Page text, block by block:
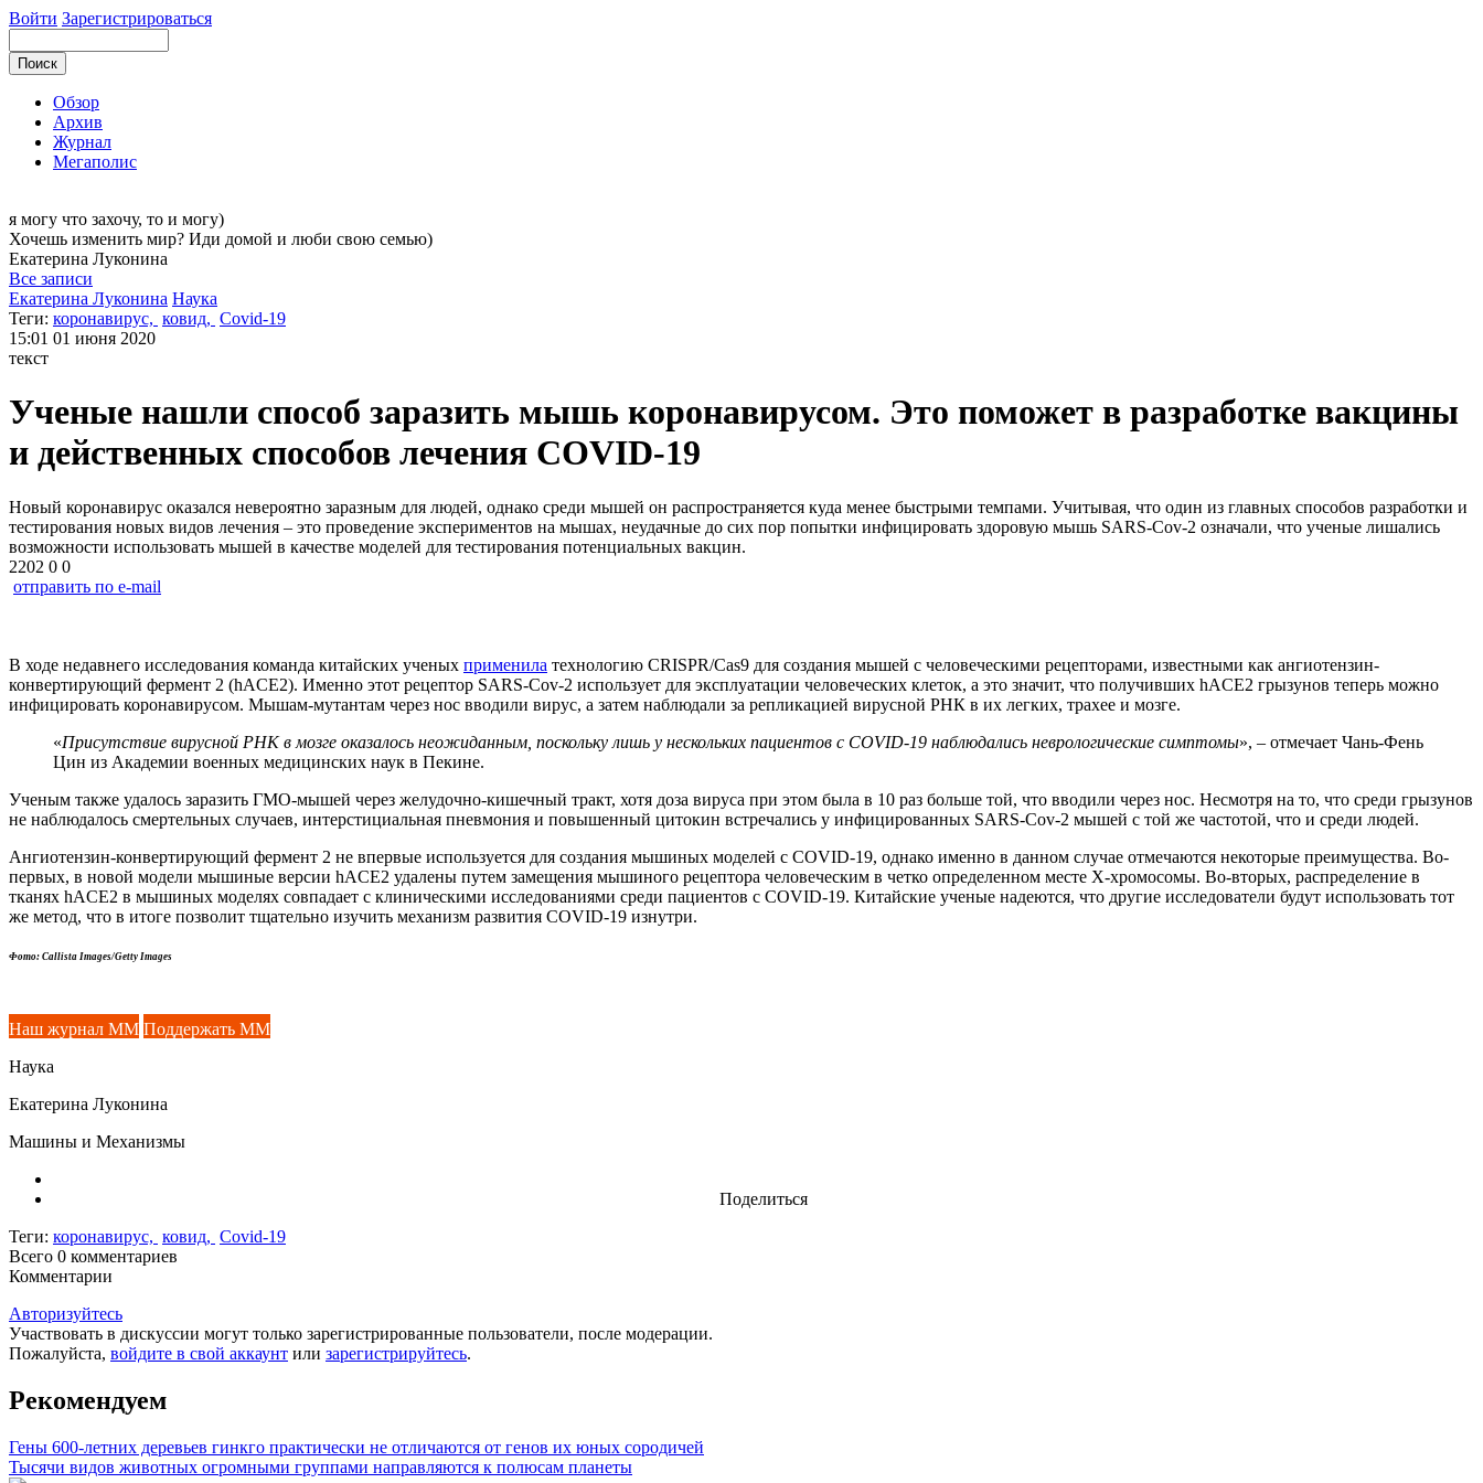
Войти Зарегистрироваться
Обзор
Архив
Журнал
Мегаполис
я могу что захочу, то и могу)
Хочешь изменить мир? Иди домой и люби свою семью)
Екатерина Луконина
Все записи
Екатерина Луконина Наука
Теги: коронавирус, ковид, Covid-19
15:01 01 июня 2020
текст
Ученые нашли способ заразить мышь коронавирусом. Это поможет в разработке вакцины
и действенных способов лечения COVID-19
Новый коронавирус оказался невероятно заразным для людей, однако среди мышей он распространяется куда менее быстрыми темпами. Учитывая, что один из главных способов разработки и
тестирования новых видов лечения – это проведение экспериментов на мышах, неудачные до сих пор попытки инфицировать здоровую мышь SARS-Cov-2 означали, что ученые лишались
возможности использовать мышей в качестве моделей для тестирования потенциальных вакцин.
2202 0 0
отправить по e-mail
В ходе недавнего исследования команда китайских ученых применила технологию CRISPR/Cas9 для создания мышей с человеческими рецепторами, известными как ангиотензин-
конвертирующий фермент 2 (hACE2). Именно этот рецептор SARS-Cov-2 использует для эксплуатации человеческих клеток, а это значит, что получивших hACE2 грызунов теперь можно
инфицировать коронавирусом. Мышам-мутантам через нос вводили вирус, а затем наблюдали за репликацией вирусной РНК в их легких, трахее и мозге.
«Присутствие вирусной РНК в мозге оказалось неожиданным, поскольку лишь у нескольких пациентов с COVID-19 наблюдались неврологические симптомы», – отмечает Чань-Фень
Цин из Академии военных медицинских наук в Пекине.
Ученым также удалось заразить ГМО-мышей через желудочно-кишечный тракт, хотя доза вируса при этом была в 10 раз больше той, что вводили через нос. Несмотря на то, что среди грызунов
не наблюдалось смертельных случаев, интерстициальная пневмония и повышенный цитокин встречались у инфицированных SARS-Cov-2 мышей с той же частотой, что и среди людей.
Ангиотензин-конвертирующий фермент 2 не впервые используется для создания мышиных моделей с COVID-19, однако именно в данном случае отмечаются некоторые преимущества. Во-
первых, в новой модели мышиные версии hACE2 удалены путем замещения мышиного рецептора человеческим в четко определенном месте X-хромосомы. Во-вторых, распределение в
тканях hACE2 в мышиных моделях совпадает с клиническими исследованиями среди пациентов с COVID-19. Китайские ученые надеются, что другие исследователи будут использовать тот
же метод, что в итоге позволит тщательно изучить механизм развития COVID-19 изнутри.
Фото: Callista Images/Getty Images
Наш журнал ММ Поддержать ММ
Наука
Екатерина Луконина
Машины и Механизмы
Поделиться
Теги: коронавирус, ковид, Covid-19
Всего 0 комментариев
Комментарии
Авторизуйтесь
Участвовать в дискуссии могут только зарегистрированные пользователи, после модерации.
Пожалуйста, войдите в свой аккаунт или зарегистрируйтесь.
Рекомендуем
Гены 600-летних деревьев гинкго практически не отличаются от генов их юных сородичей
Тысячи видов животных огромными группами направляются к полюсам планеты